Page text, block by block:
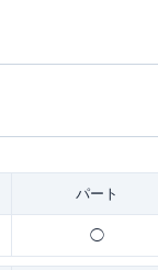
パート
◯